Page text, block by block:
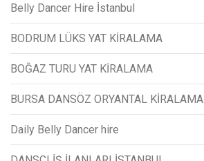
Belly Dancer Hire İstanbul
BODRUM LÜKS YAT KİRALAMA
BOĞAZ TURU YAT KİRALAMA
BURSA DANSÖZ ORYANTAL KİRALAMA
Daily Belly Dancer hire